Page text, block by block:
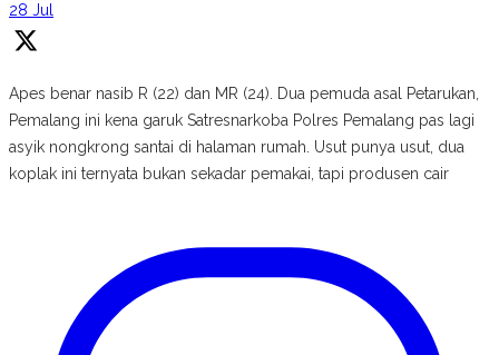
28 Jul
Apes benar nasib R (22) dan MR (24). Dua pemuda asal Petarukan,
Pemalang ini kena garuk Satresnarkoba Polres Pemalang pas lagi
asyik nongkrong santai di halaman rumah. Usut punya usut, dua
koplak ini ternyata bukan sekadar pemakai, tapi produsen cair